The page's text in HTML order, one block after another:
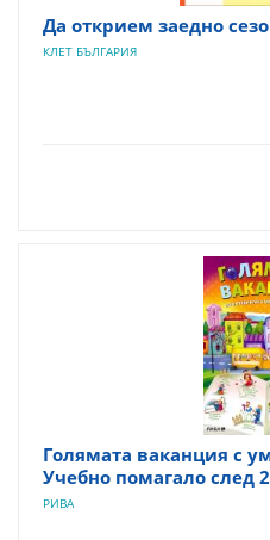
Да открием заедно
КЛЕТ БЪЛГАРИЯ
Голямата ваканция с
Учебно помагало след
РИВА